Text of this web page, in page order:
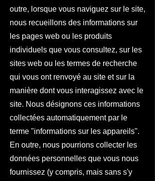
outre, lorsque vous naviguez sur le site,
nous recueillons des informations sur
les pages web ou les produits
individuels que vous consultez, sur les
sites web ou les termes de recherche
qui vous ont renvoyé au site et sur la
manière dont vous interagissez avec le
site. Nous désignons ces informations
collectées automatiquement par le
terme "informations sur les appareils".
En outre, nous pourrions collecter les
données personnelles que vous nous
fournissez (y compris, mais sans s'y